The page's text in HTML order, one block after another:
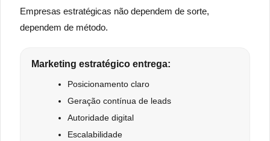
Empresas estratégicas não dependem de sorte,
dependem de método.
Marketing estratégico entrega:
Posicionamento claro
Geração contínua de leads
Autoridade digital
Escalabilidade